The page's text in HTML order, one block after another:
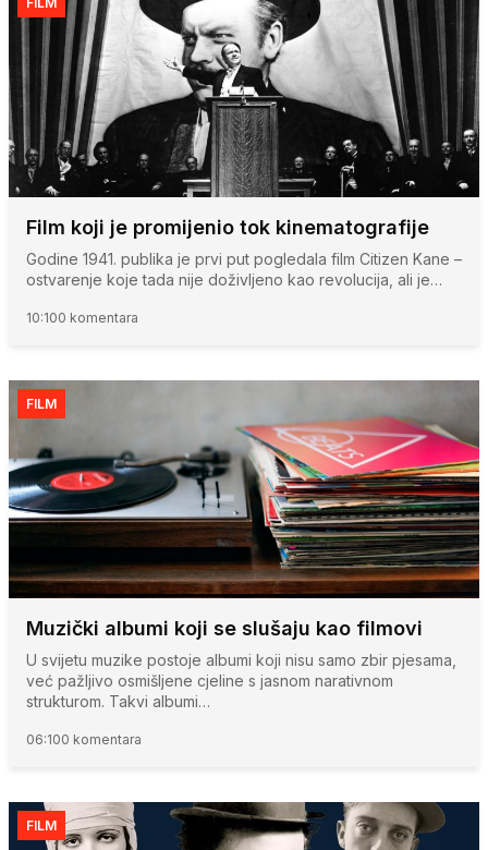
Film koji je promijenio tok kinematografije
Godine 1941. publika je prvi put pogledala film Citizen Kane –
ostvarenje koje tada nije doživljeno kao revolucija, ali je…
10:100 komentara
FILM
Muzički albumi koji se slušaju kao filmovi
U svijetu muzike postoje albumi koji nisu samo zbir pjesama,
već pažljivo osmišljene cjeline s jasnom narativnom
strukturom. Takvi albumi…
06:100 komentara
FILM